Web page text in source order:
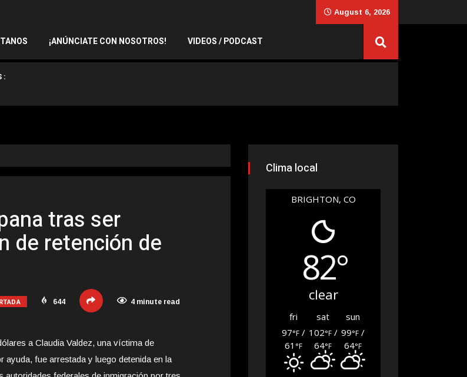
August 6, 2026
¡ANÚNCIATE CON NOSOTROS! VIDEOS / PODCAST
:
tras ser
de retención de
644 4 minute read
a Claudia Valdez, una víctima de
fue arrestada y luego detenida en la
Clima local
BRIGHTON, CO
82°
clear
fri sat
sun
97°F /
61 °F
102°F/
64°F
99°F/
64°F